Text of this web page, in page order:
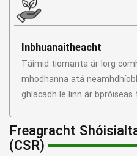
Inbhuanaitheacht
Táimid tiomanta ár lorg
mhodhanna atá
ghlacadh le linn ár
Freagracht
(CSR)